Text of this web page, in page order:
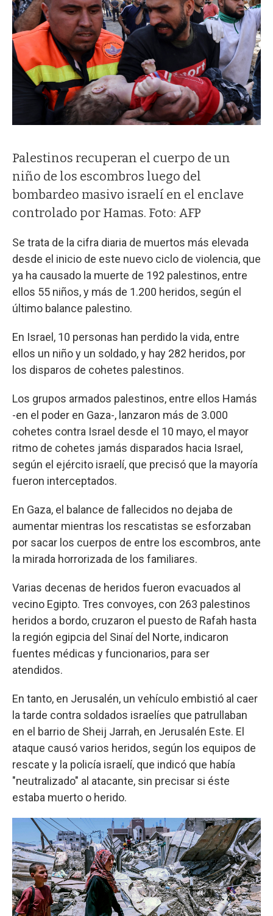
Palestinos recuperan el cuerpo de un
niño de los escombros luego del
bombardeo masivo israelí en el enclave
controlado por Hamas. Foto: AFP
Se trata de la cifra diaria de muertos más elevada
desde el inicio de este nuevo ciclo de violencia, que
ya ha causado la muerte de 192 palestinos, entre
ellos 55 niños, y más de 1.200 heridos, según el
último balance palestino.
En Israel, 10 personas han perdido la vida, entre
ellos un niño y un soldado, y hay 282 heridos, por
los disparos de cohetes palestinos.
Los grupos armados palestinos, entre ellos Hamás
-en el poder en Gaza-, lanzaron más de 3.000
cohetes contra Israel desde el 10 mayo, el mayor
ritmo de cohetes jamás disparados hacia Israel,
según el ejército israelí, que precisó que la mayoría
fueron interceptados.
En Gaza, el balance de fallecidos no dejaba de
aumentar mientras los rescatistas se esforzaban
por sacar los cuerpos de entre los escombros, ante
la mirada horrorizada de los familiares.
Varias decenas de heridos fueron evacuados al
vecino Egipto. Tres convoyes, con 263 palestinos
heridos a bordo, cruzaron el puesto de Rafah hasta
la región egipcia del Sinaí del Norte, indicaron
fuentes médicas y funcionarios, para ser
atendidos.
En tanto, en Jerusalén, un vehículo embistió al caer
la tarde contra soldados israelíes que patrullaban
en el barrio de Sheij Jarrah, en Jerusalén Este. El
ataque causó varios heridos, según los equipos de
rescate y la policía israelí, que indicó que había
"neutralizado" al atacante, sin precisar si éste
estaba muerto o herido.